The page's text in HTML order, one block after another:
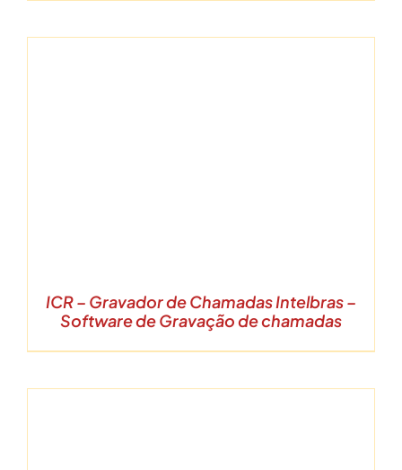
ICR – Gravador de Chamadas Intelbras –
Software de Gravação de chamadas